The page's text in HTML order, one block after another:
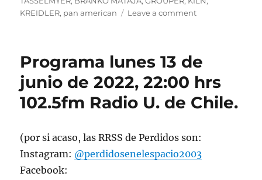
KREIDLER, pan american Leave a commenton
13
de
junio
de
2022
Programa lunes 13 de
junio de 2022, 22:00 hrs
102.5fm Radio U. de Chile.
(por si acaso, las RRSS de Perdidos son:
Instagram: @perdidosenelespacio2003
Facebook: